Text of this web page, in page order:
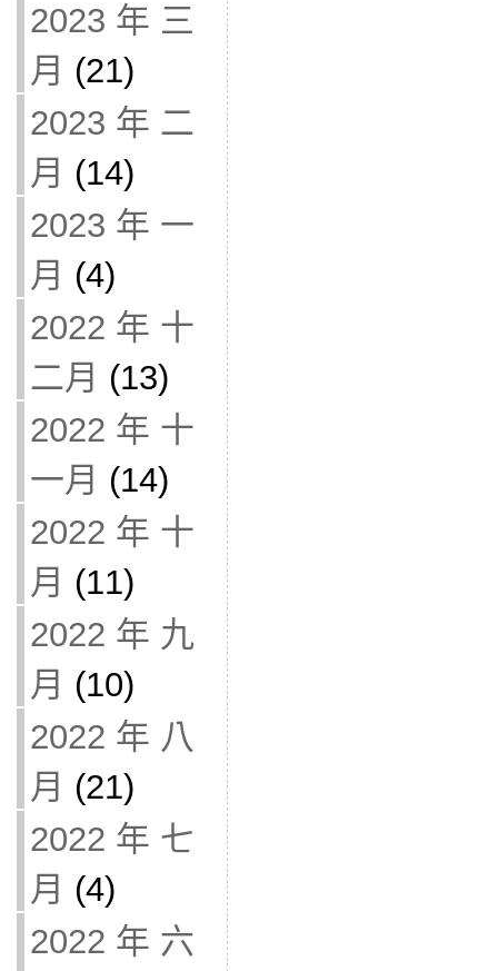
2023 年 三
月 (21)
2023 年 二
月 (14)
2023 年 一
月 (4)
2022 年 十
二月 (13)
2022 年 十
一月 (14)
2022 年 十
月 (11)
2022 年 九
月 (10)
2022 年 八
月 (21)
2022 年 七
月 (4)
2022 年 六